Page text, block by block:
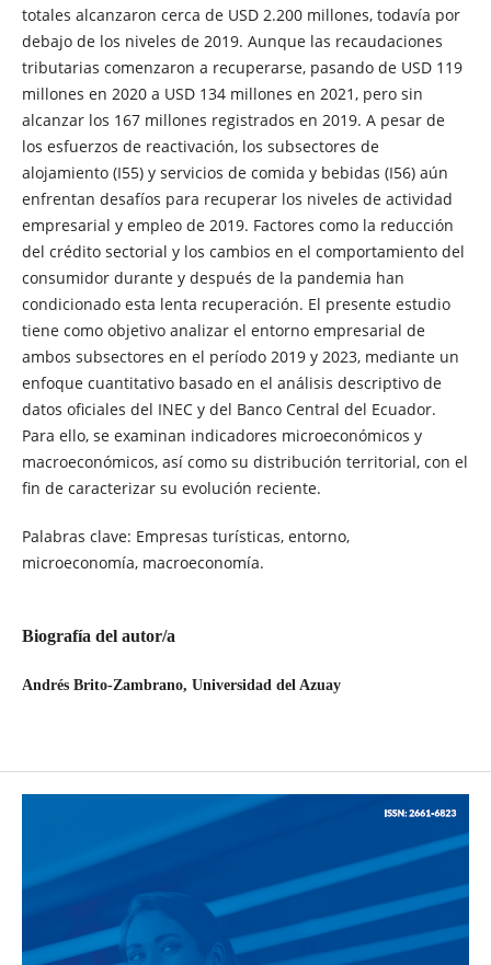
totales alcanzaron cerca de USD 2.200 millones, todavía por
debajo de los niveles de 2019. Aunque las recaudaciones
tributarias comenzaron a recuperarse, pasando de USD 119
millones en 2020 a USD 134 millones en 2021, pero sin
alcanzar los 167 millones registrados en 2019. A pesar de
los esfuerzos de reactivación, los subsectores de
alojamiento (I55) y servicios de comida y bebidas (I56) aún
enfrentan desafíos para recuperar los niveles de actividad
empresarial y empleo de 2019. Factores como la reducción
del crédito sectorial y los cambios en el comportamiento del
consumidor durante y después de la pandemia han
condicionado esta lenta recuperación. El presente estudio
tiene como objetivo analizar el entorno empresarial de
ambos subsectores en el período 2019 y 2023, mediante un
enfoque cuantitativo basado en el análisis descriptivo de
datos oficiales del INEC y del Banco Central del Ecuador.
Para ello, se examinan indicadores microeconómicos y
macroeconómicos, así como su distribución territorial, con el
fin de caracterizar su evolución reciente.
Palabras clave: Empresas turísticas, entorno,
microeconomía, macroeconomía.
Biografía del autor/a
Andrés Brito-Zambrano, Universidad del Azuay